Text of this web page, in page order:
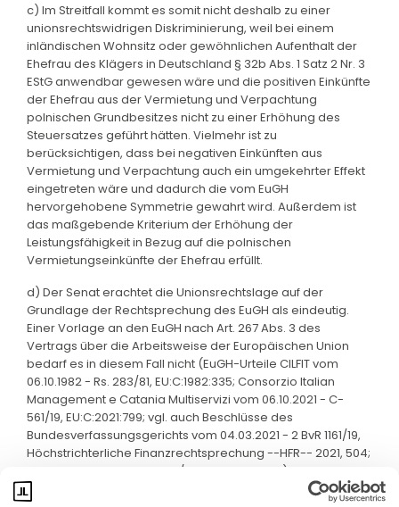
c) Im Streitfall kommt es somit nicht deshalb zu einer
unionsrechtswidrigen Diskriminierung, weil bei einem
inländischen Wohnsitz oder gewöhnlichen Aufenthalt der
Ehefrau des Klägers in Deutschland § 32b Abs. 1 Satz 2 Nr. 3
EStG anwendbar gewesen wäre und die positiven Einkünfte
der Ehefrau aus der Vermietung und Verpachtung
polnischen Grundbesitzes nicht zu einer Erhöhung des
Steuersatzes geführt hätten. Vielmehr ist zu
berücksichtigen, dass bei negativen Einkünften aus
Vermietung und Verpachtung auch ein umgekehrter Effekt
eingetreten wäre und dadurch die vom EuGH
hervorgehobene Symmetrie gewahrt wird. Außerdem ist
das maßgebende Kriterium der Erhöhung der
Leistungsfähigkeit in Bezug auf die polnischen
Vermietungseinkünfte der Ehefrau erfüllt.
d) Der Senat erachtet die Unionsrechtslage auf der
Grundlage der Rechtsprechung des EuGH als eindeutig.
Einer Vorlage an den EuGH nach Art. 267 Abs. 3 des
Vertrags über die Arbeitsweise der Europäischen Union
bedarf es in diesem Fall nicht (EuGH-Urteile CILFIT vom
06.10.1982 - Rs. 283/81, EU:C:1982:335; Consorzio Italian
Management e Catania Multiservizi vom 06.10.2021 - C-
561/19, EU:C:2021:799; vgl. auch Beschlüsse des
Bundesverfassungsgerichts vom 04.03.2021 - 2 BvR 1161/19,
Höchstrichterliche Finanzrechtsprechung --HFR-- 2021, 504;
vom 08.11.2023 - 2 BvR 1079/20, HFR 2024, 357).